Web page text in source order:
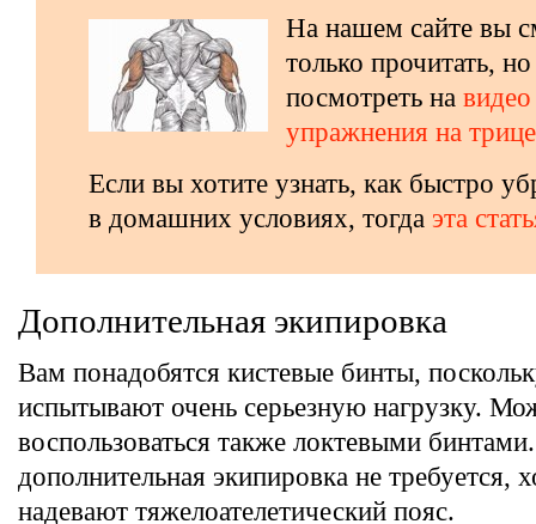
На нашем сайте вы
только прочитать,
посмотреть на видео
упражнения на
Если вы хотите узнать, как быстро
в домашних условиях, тогда эта
Дополнительная экипировка
Вам понадобятся кистевые бинты,
испытывают очень серьезную нагрузку.
воспользоваться также локтевыми
дополнительная экипировка не требуется,
надевают тяжелоателетический пояс.